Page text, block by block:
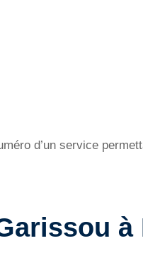
d’un service
à